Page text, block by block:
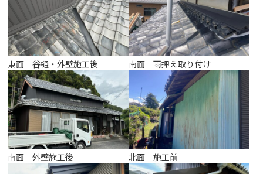
東面 谷樋・外壁施工後 南面 雨押え取り付け
南面 外壁施工後 北面 施工前